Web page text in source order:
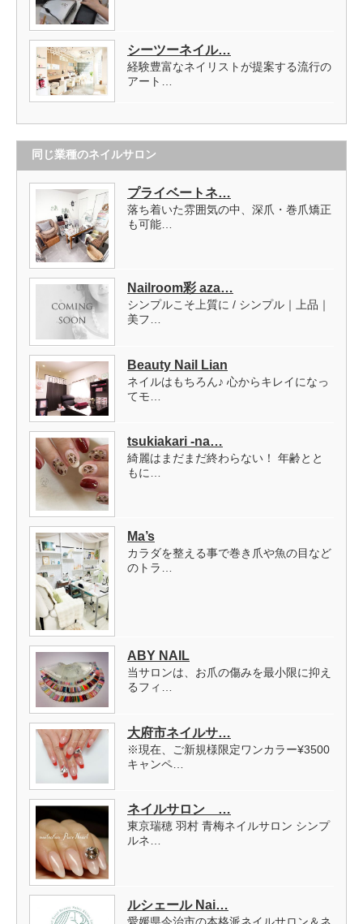
シーツーネイル…
経験豊富なネイリストが提案する流行の
アート…
同じ業種のネイルサロン
プライベートネ…
落ち着いた雰囲気の中、深爪・巻爪矯正
も可能…
Nailroom彩 aza…
シンプルこそ上質に / シンプル｜上品｜
美フ…
Beauty Nail Lian
ネイルはもちろん♪ 心からキレイになっ
てモ…
tsukiakari -na…
綺麗はまだまだ終わらない！ 年齢とと
もに…
Ma’s
カラダを整える事で巻き爪や魚の目など
のトラ…
ABY NAIL
当サロンは、お爪の傷みを最小限に抑え
るフィ…
大府市ネイルサ…
※現在、ご新規様限定ワンカラー¥3500
キャンペ…
ネイルサロン …
東京瑞穂 羽村 青梅ネイルサロン シンプ
ルネ…
ルシェール Nai…